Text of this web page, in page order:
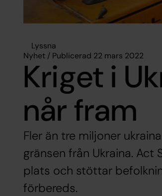
Lyssna
Nyhet / Publicerad 22 mars 2022
Kriget i
når fram
Fler än tre miljoner
gränsen från Ukraina. Act
plats och stöttar
förbereds.